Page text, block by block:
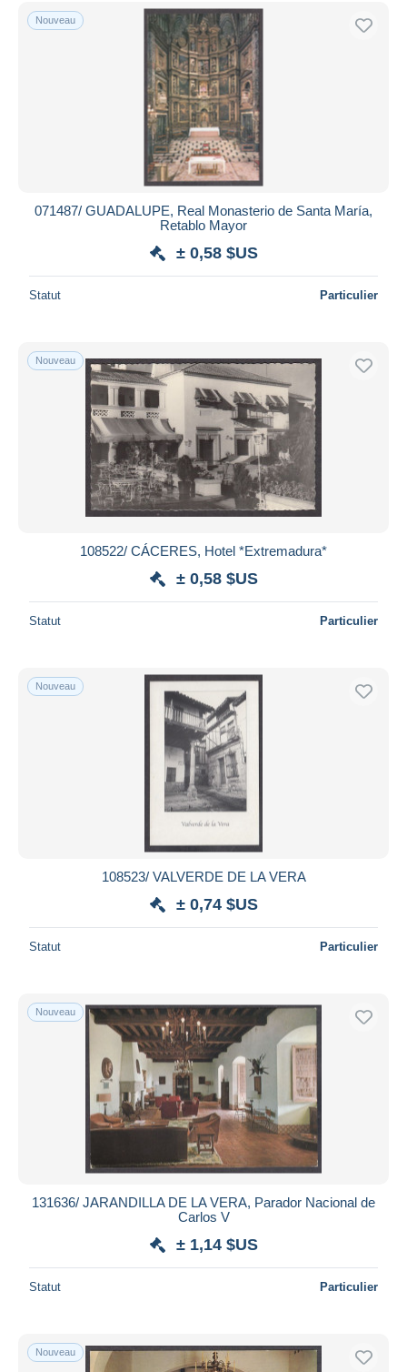
Uniquement en réduction
Livraison gratuite
Méthodes de paiement
Virement bancaire
Mastercard
iDeal
Appliquer
Nouveau
071487/ GUADALUPE, Real Monasterio de Santa María,
Retablo Mayor
± 0,58 $US
Statut Particulier
Nouveau
108522/ CÁCERES, Hotel *Extremadura*
± 0,58 $US
Statut Particulier
Nouveau
108523/ VALVERDE DE LA VERA
± 0,74 $US
Statut Particulier
Nouveau
131636/ JARANDILLA DE LA VERA, Parador Nacional de
Carlos V
± 1,14 $US
Statut Particulier
Nouveau